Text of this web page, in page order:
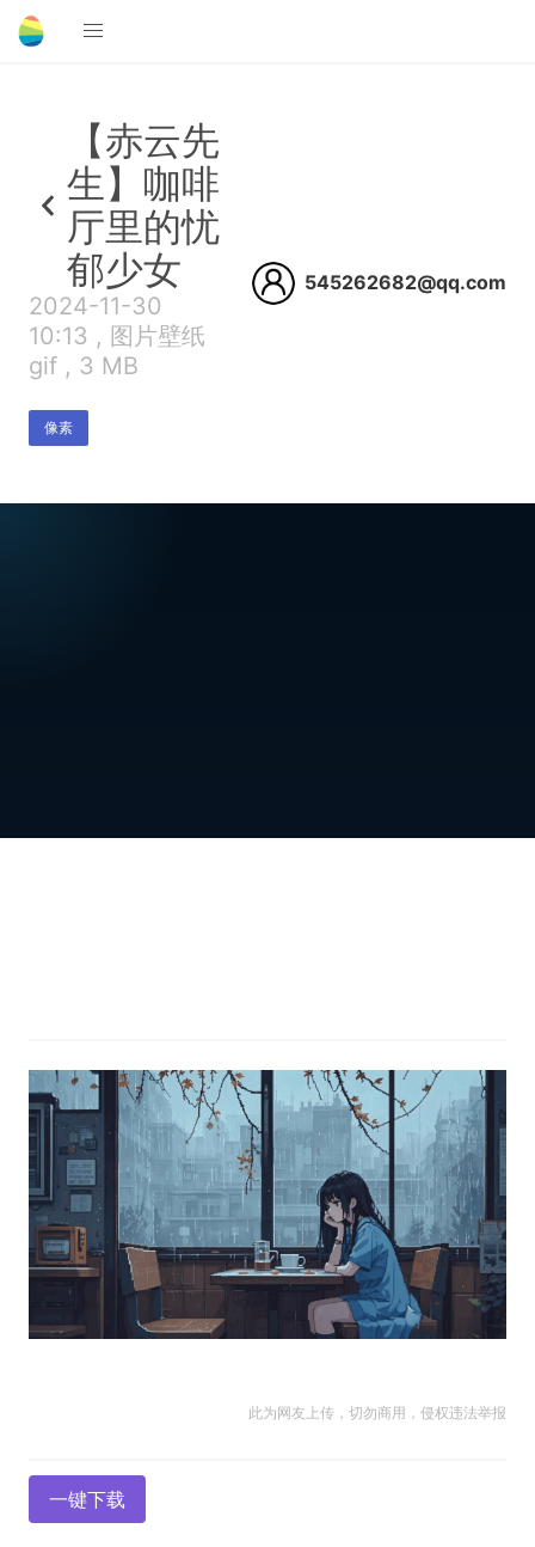
【赤云先
生】咖啡
厅里的忧
郁少女
2024-11-30
10:13 , 图片壁纸
gif , 3 MB
像素
545262682@qq.com
此为网友上传，切勿商用，侵权违法举报
一键下载